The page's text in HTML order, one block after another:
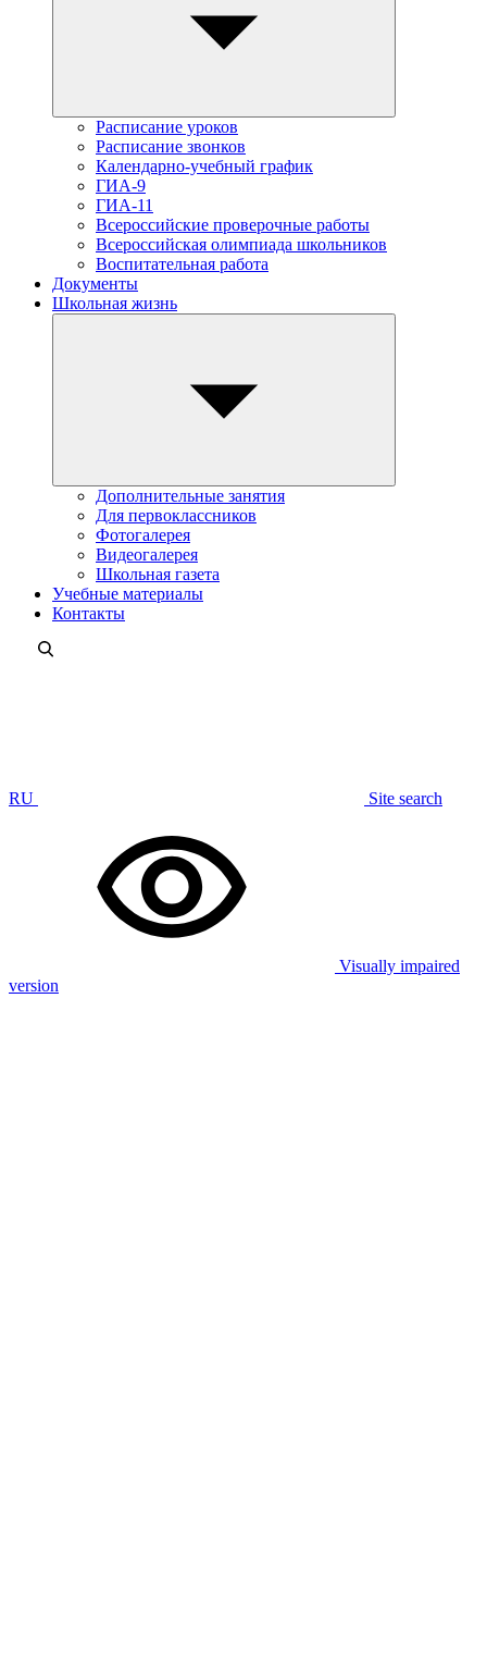
Расписание уроков
Расписание звонков
Календарно-учебный график
ГИА-9
ГИА-11
Всероссийские проверочные работы
Всероссийская олимпиада школьников
Воспитательная работа
Документы
Школьная жизнь
Дополнительные занятия
Для первоклассников
Фотогалерея
Видеогалерея
Школьная газета
Учебные материалы
Контакты
RU Site search
Visually impaired
version